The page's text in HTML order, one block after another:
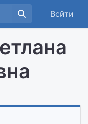
Войти